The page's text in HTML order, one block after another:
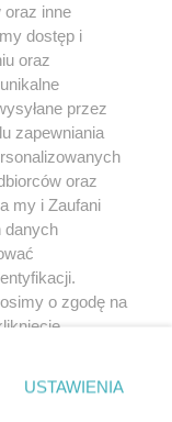
powielany i
jakikolwiek sposób
jakimkolwiek polu
w
Jakiekolwiek użycie
z naruszeniem
pod groźbą kary i
oraz inne
dostęp i
oraz
przez
zapewniania
oraz
my i Zaufani
danych
o zgodę na
prywatności
USTAWIENIA